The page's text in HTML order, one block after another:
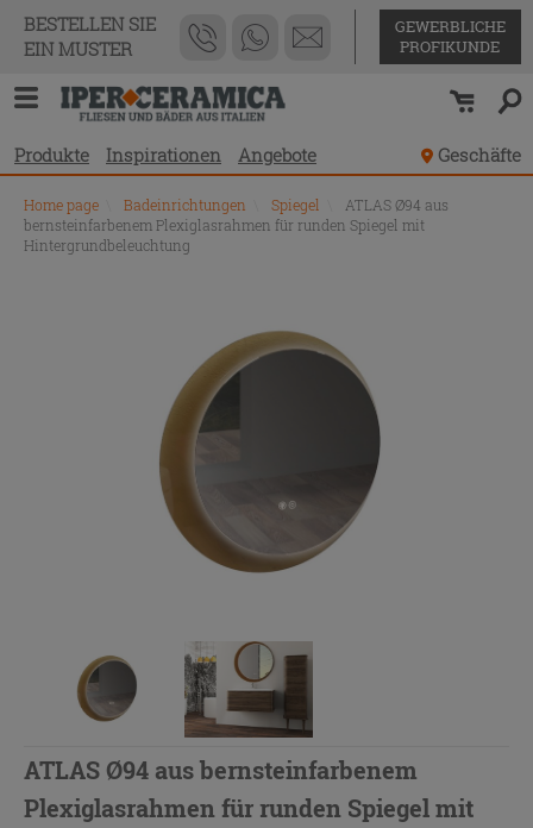
BESTELLEN SIE
EIN MUSTER
GEWERBLICHE
PROFIKUNDE
Produkte Inspirationen Angebote Geschäfte
Home page Badeinrichtungen Spiegel
ATLAS Ø94 aus
bernsteinfarbenem Plexiglasrahmen für runden Spiegel mit
Hintergrundbeleuchtung
ATLAS Ø94 aus bernsteinfarbenem
Plexiglasrahmen für runden Spiegel mit